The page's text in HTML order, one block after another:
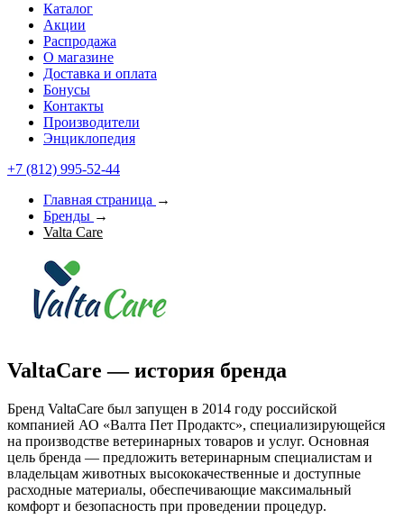
Каталог
Акции
Распродажа
О магазине
Доставка и оплата
Бонусы
Контакты
Производители
Энциклопедия
+7 (812) 995-52-44
Главная страница →
Бренды →
Valta Care
ValtaCare — история бренда
Бренд ValtaCare был запущен в 2014 году российской
компанией АО «Валта Пет Продактс», специализирующейся
на производстве ветеринарных товаров и услуг. Основная
цель бренда — предложить ветеринарным специалистам и
владельцам животных высококачественные и доступные
расходные материалы, обеспечивающие максимальный
комфорт и безопасность при проведении процедур.